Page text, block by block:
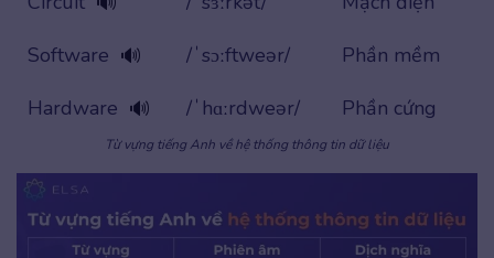
Software 🔊 /ˈsɔːftweər/
Phần mềm
Hardware 🔊 /ˈhɑːrdweər/ Phần cứng
Từ vựng tiếng Anh về hệ thống thông tin dữ liệu